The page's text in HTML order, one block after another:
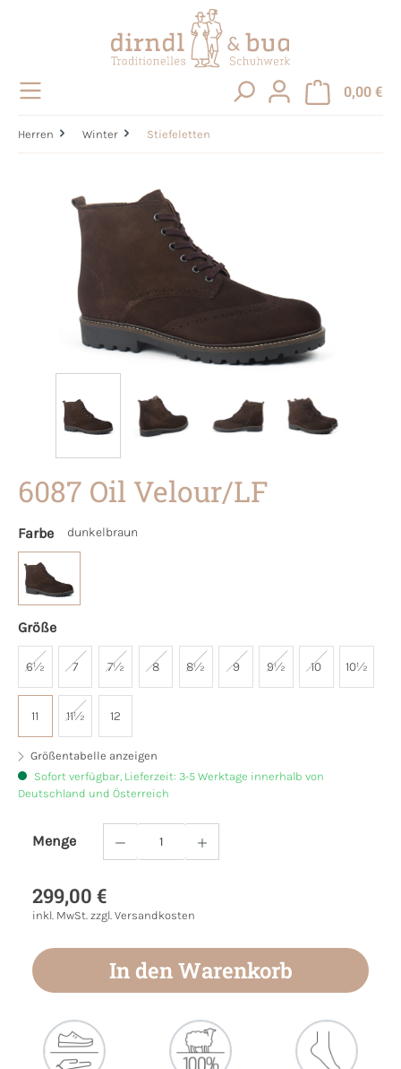
0,00 €
Herren Winter Stiefeletten
6087 Oil Velour/LF
Farbe dunkelbraun
Größe
6½ 7 7½ 8 8½ 9 9½ 10 10½
11 11½ 12
Größentabelle anzeigen
Sofort verfügbar, Lieferzeit: 3-5 Werktage innerhalb von
Deutschland und Österreich
Menge
Produkt Anzahl: Gib den gewünschten
299,00 €
inkl. MwSt. zzgl. Versandkosten
In den Warenkorb